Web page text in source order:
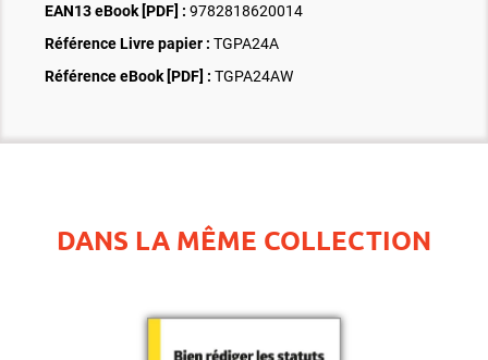
EAN13 eBook [PDF] : 9782818620014
Référence Livre papier : TGPA24A
Référence eBook [PDF] : TGPA24AW
DANS LA MÊME COLLECTION